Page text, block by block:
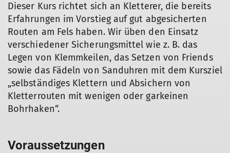
Dieser Kurs richtet sich an Kletterer, die bereits
Erfahrungen im Vorstieg auf gut abgesicherten
Routen am Fels haben. Wir üben den Einsatz
verschiedener Sicherungsmittel wie z. B. das
Legen von Klemmkeilen, das Setzen von Friends
sowie das Fädeln von Sanduhren mit dem Kursziel
„selbständiges Klettern und Absichern von
Kletterrouten mit wenigen oder garkeinen
Bohrhaken“.
Voraussetzungen